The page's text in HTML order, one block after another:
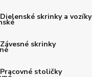
Dielenské skrinky a vozíky
Závesné skrinky
Pracovné stoličky